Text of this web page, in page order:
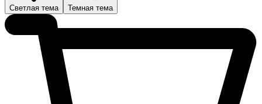
Светлая тема Темная тема